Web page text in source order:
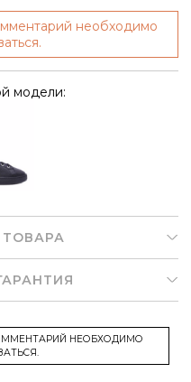
необходимо
модели:
НЕОБХОДИМО